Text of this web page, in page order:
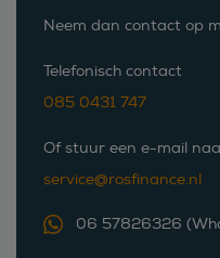
Neem dan contact op
Telefonisch contact
085 0431 747
Of stuur een e-mail
service@rosfinance.nl
06 57826326